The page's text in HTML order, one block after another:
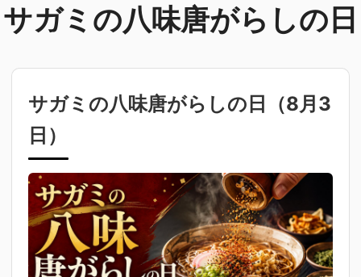
サガミの八味唐がらしの日
サガミの八味唐がらしの日（8月3
日 ）